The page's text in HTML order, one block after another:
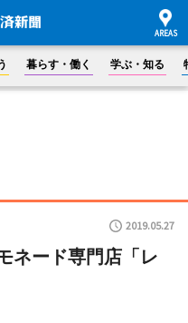
暮らす・働く 学ぶ・知る
2019.05.27
ネード専門店「レ